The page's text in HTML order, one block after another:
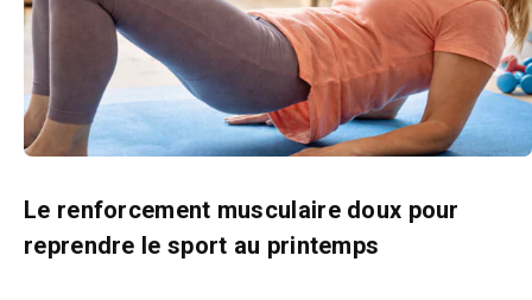
Le renforcement musculaire doux pour
reprendre le sport au printemps